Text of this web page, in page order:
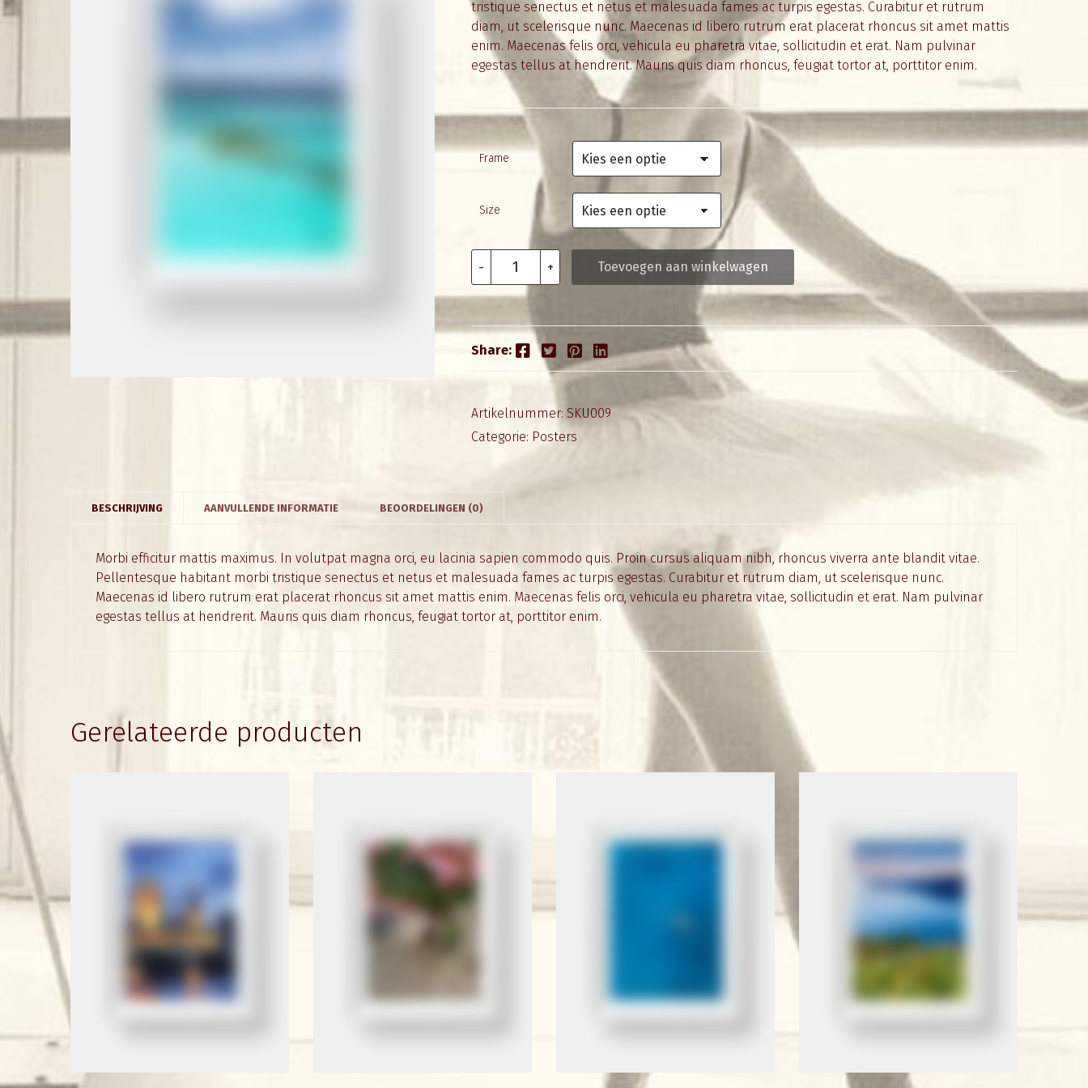
tristique senectus et netus et malesuada fames ac turpis egestas. Curabitur et rutrum
diam, ut scelerisque nunc. Maecenas id libero rutrum erat placerat rhoncus sit amet mattis
enim. Maecenas felis orci, vehicula eu pharetra vitae, sollicitudin et erat. Nam pulvinar
egestas tellus at hendrerit. Mauris quis diam rhoncus, feugiat tortor at, porttitor enim.
Frame
Size
-
aantal
+ Toevoegen aan winkelwagen
Share: Facebook Twitter Pinterest LinkedIn
Artikelnummer: SKU009
Categorie: Posters
BESCHRIJVING AANVULLENDE INFORMATIE BEOORDELINGEN (0)
Morbi efficitur mattis maximus. In volutpat magna orci, eu lacinia sapien commodo quis. Proin cursus aliquam nibh, rhoncus viverra ante blandit vitae.
Pellentesque habitant morbi tristique senectus et netus et malesuada fames ac turpis egestas. Curabitur et rutrum diam, ut scelerisque nunc.
Maecenas id libero rutrum erat placerat rhoncus sit amet mattis enim. Maecenas felis orci, vehicula eu pharetra vitae, sollicitudin et erat. Nam pulvinar
egestas tellus at hendrerit. Mauris quis diam rhoncus, feugiat tortor at, porttitor enim.
Gerelateerde producten